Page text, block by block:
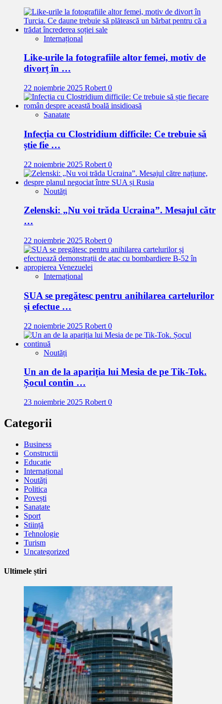
Internațional
Like-urile la fotografiile altor femei, motiv de
divorț în …
22 noiembrie 2025 Robert 0
Sanatate
Infecția cu Clostridium difficile: Ce trebuie să
știe fie …
22 noiembrie 2025 Robert 0
Noutăți
Zelenski: „Nu voi trăda Ucraina”. Mesajul cătr
…
22 noiembrie 2025 Robert 0
Internațional
SUA se pregătesc pentru anihilarea cartelurilor
și efectue …
22 noiembrie 2025 Robert 0
Noutăți
Un an de la apariția lui Mesia de pe Tik-Tok.
Șocul contin …
23 noiembrie 2025 Robert 0
Categorii
Business
Constructii
Educatie
Internațional
Noutăți
Politica
Povești
Sanatate
Sport
Stiință
Tehnologie
Turism
Uncategorized
Ultimele știri